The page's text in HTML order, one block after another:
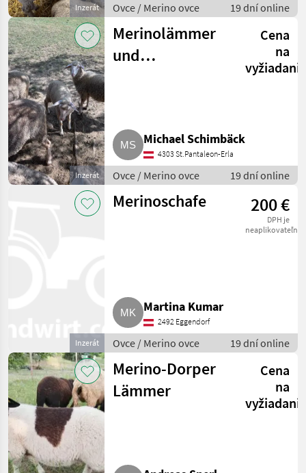
Inzerát Ovce / Merino ovce 19 dní online
Inzerát
Merinolämmer
und
Cena
na
Michael Schimbäck
4303 St.Pantaleon-Erla
Ovce / Merino ovce 19 dní online
Inzerát
Merinoschafe 200 €
DPH je
neaplikovateľné
Martina Kumar
2492 Eggendorf
Ovce / Merino ovce 19 dní online
Merino-Dorper
Lämmer
Cena
na